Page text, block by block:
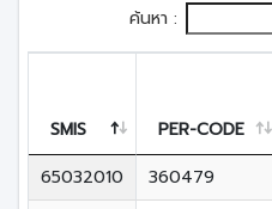
ค้นหา :
SMIS PER-CODE
65032010
360479